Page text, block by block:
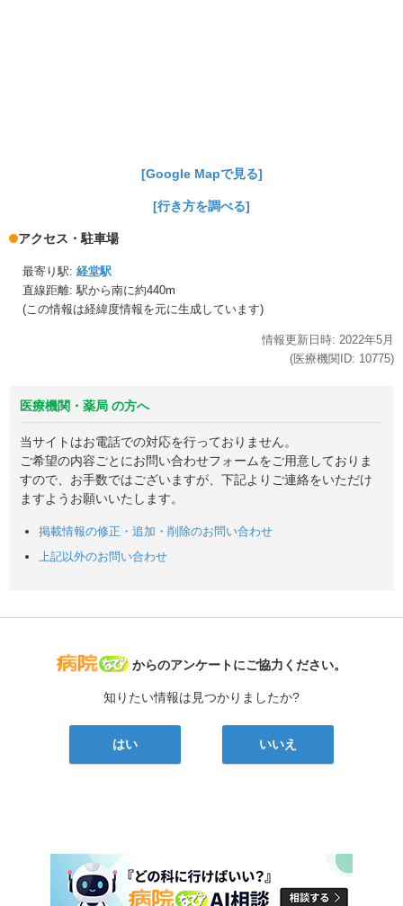
[Google Mapで見る]
[行き方を調べる]
アクセス・駐車場
最寄り駅: 経堂駅
直線距離: 駅から南に約440m
(この情報は経緯度情報を元に生成しています)
情報更新日時: 2022年5月
(医療機関ID: 10775)
医療機関・薬局 の方へ
当サイトはお電話での対応を行っておりません。
ご希望の内容ごとにお問い合わせフォームをご用意しておりま
すので、お手数ではございますが、下記よりご連絡をいただけ
ますようお願いいたします。
掲載情報の修正・追加・削除のお問い合わせ
上記以外のお問い合わせ
病院なび
からのアンケートにご協力ください。
知りたい情報は見つかりましたか?
はい いいえ